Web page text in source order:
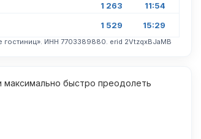
1 263 11:54
1 529 15:29
ИНН 7703389880. erid 2VtzqxBJaMB
максимально быстро преодолеть